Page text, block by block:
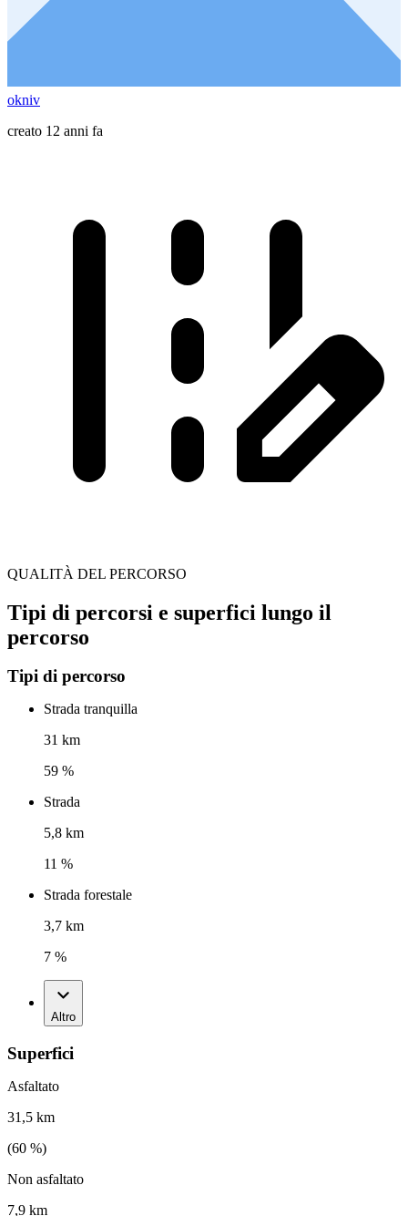
okniv
creato 12 anni fa
QUALITÀ DEL PERCORSO
Tipi di percorsi e superfici lungo il
percorso
Tipi di percorso
Strada tranquilla
31 km
59 %
Strada
5,8 km
11 %
Strada forestale
3,7 km
7 %
Altro
Superfici
Asfaltato
31,5 km
(60 %)
Non asfaltato
7,9 km